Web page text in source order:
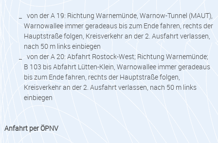
von der A 19: Richtung Warnemünde, Warnow-Tunnel (MAUT),
Warnowallee immer geradeaus bis zum Ende fahren, rechts der
Hauptstraße folgen, Kreisverkehr an der 2. Ausfahrt verlassen,
nach 50 m links einbiegen
von der A 20: Abfahrt Rostock-West; Richtung Warnemünde;
B 103 bis Abfahrt Lütten-Klein, Warnowallee immer geradeaus
bis zum Ende fahren, rechts der Hauptstraße folgen,
Kreisverkehr an der 2. Ausfahrt verlassen, nach 50 m links
einbiegen
Anfahrt per ÖPNV